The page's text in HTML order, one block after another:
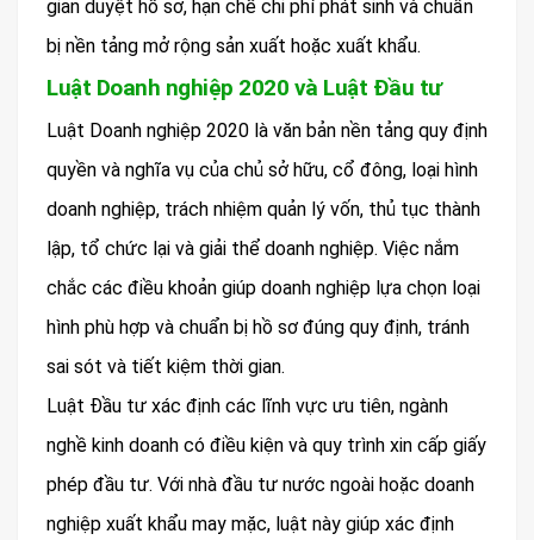
gian duyệt hồ sơ, hạn chế chi phí phát sinh và chuẩn
bị nền tảng mở rộng sản xuất hoặc xuất khẩu.
Luật Doanh nghiệp 2020 và Luật Đầu tư
Luật Doanh nghiệp 2020 là văn bản nền tảng quy định
quyền và nghĩa vụ của chủ sở hữu, cổ đông, loại hình
doanh nghiệp, trách nhiệm quản lý vốn, thủ tục thành
lập, tổ chức lại và giải thể doanh nghiệp. Việc nắm
chắc các điều khoản giúp doanh nghiệp lựa chọn loại
hình phù hợp và chuẩn bị hồ sơ đúng quy định, tránh
sai sót và tiết kiệm thời gian.
Luật Đầu tư xác định các lĩnh vực ưu tiên, ngành
nghề kinh doanh có điều kiện và quy trình xin cấp giấy
phép đầu tư. Với nhà đầu tư nước ngoài hoặc doanh
nghiệp xuất khẩu may mặc, luật này giúp xác định